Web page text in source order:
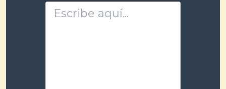
Escribe
aquí…